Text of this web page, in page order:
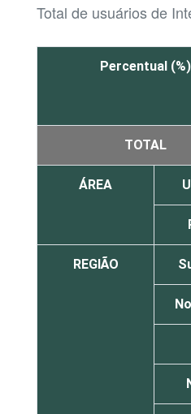
Total de usuários de
Percentual (%)
TOTAL
ÁREA
REGIÃO